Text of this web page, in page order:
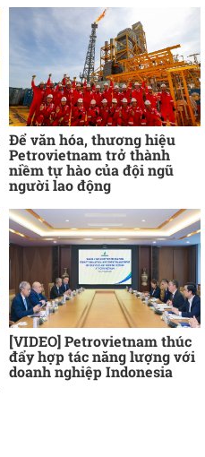
Để văn hóa, thương hiệu
Petrovietnam trở thành
niềm tự hào của đội ngũ
người lao động
[VIDEO] Petrovietnam thúc
đẩy hợp tác năng lượng với
doanh nghiệp Indonesia